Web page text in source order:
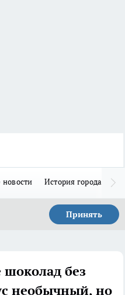
История города Н
Принять
без
необычный, но